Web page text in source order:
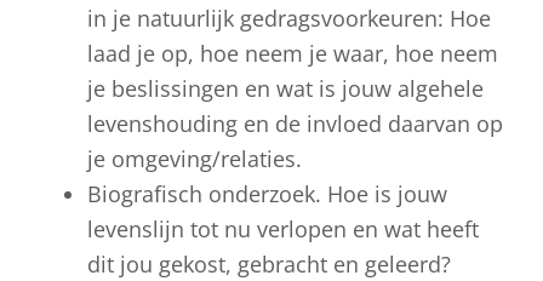
in je natuurlijk gedragsvoorkeuren: Hoe
laad je op, hoe neem je waar, hoe neem
je beslissingen en wat is jouw algehele
levenshouding en de invloed daarvan op
je omgeving/relaties.
Biografisch onderzoek. Hoe is jouw
levenslijn tot nu verlopen en wat heeft
dit jou gekost, gebracht en geleerd?